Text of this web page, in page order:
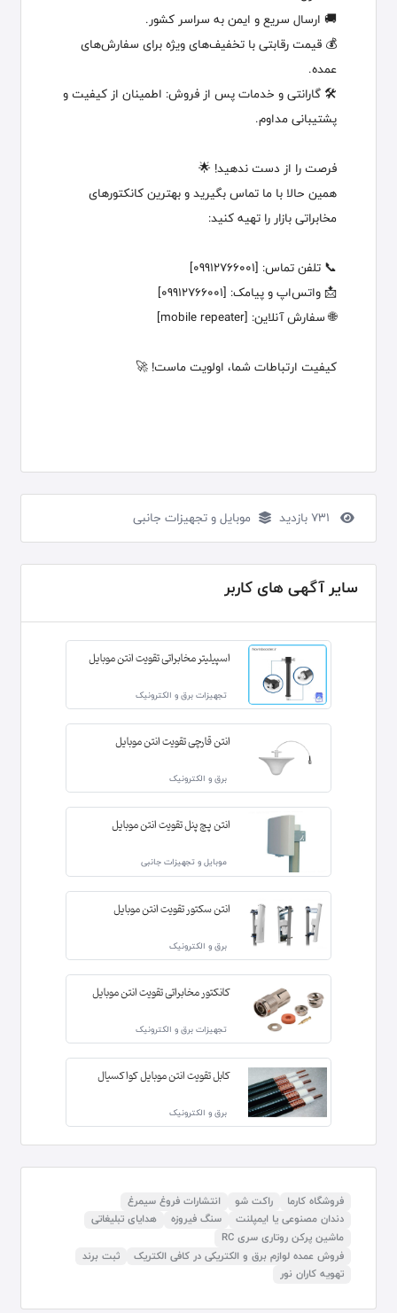
🚚 ارسال سریع و ایمن به سراسر کشور.
💰 قیمت رقابتی با تخفیف‌های ویژه برای سفارش‌های
عمده.
🛠 گارانتی و خدمات پس از فروش: اطمینان از کیفیت و
پشتیبانی مداوم.
فرصت را از دست ندهید! 🌟
همین حالا با ما تماس بگیرید و بهترین کانکتورهای
مخابراتی بازار را تهیه کنید:
📞 تلفن تماس: [09912766001]
📩 واتس‌اپ و پیامک: [09912766001]
🌐 سفارش آنلاین: [mobile repeater]
کیفیت ارتباطات شما، اولویت ماست! 🚀
موبایل و تجهیزات جانبی
سایر آگهی های کاربر
اسپیلیتر مخابراتی تقویت انتن موبایل
تجهیزات برق و الکترونیک
انتن قارچی تقویت انتن موبایل
برق و الکترونیک
انتن پچ پنل تقویت انتن موبایل
موبایل و تجهیزات جانبی
انتن سکتور تقویت انتن موبایل
برق و الکترونیک
کانکتور مخابراتی تقویت انتن موبایل
تجهیزات برق و الکترونیک
کابل تقویت انتن موبایل کواکسیال
برق و الکترونیک
فروشگاه کارما راکت شو
انتشارات فروغ سیمرغ
دندان مصنوعی یا ایمپلنت
سنگ فیروزه
هدایای تبلیغاتی
ماشین پرکن روتاری سری RC
فروش عمده لوازم برق و الکتریکی در کافی الکتریک
ثبت برند
تهویه کاران نور